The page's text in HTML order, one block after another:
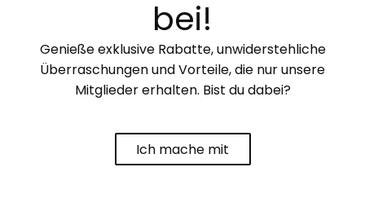
bei!
Genieße exklusive Rabatte, unwiderstehliche
Überraschungen und Vorteile, die nur unsere
Mitglieder erhalten. Bist du dabei?
Ich mache mit